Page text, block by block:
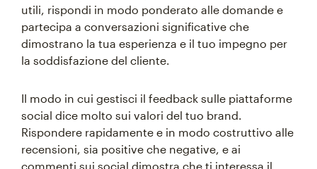
utili, rispondi in modo ponderato alle domande e
partecipa a conversazioni significative che
dimostrano la tua esperienza e il tuo impegno per
la soddisfazione del cliente.
Il modo in cui gestisci il feedback sulle piattaforme
social dice molto sui valori del tuo brand.
Rispondere rapidamente e in modo costruttivo alle
recensioni, sia positive che negative, e ai
commenti sui social dimostra che ti interessa il